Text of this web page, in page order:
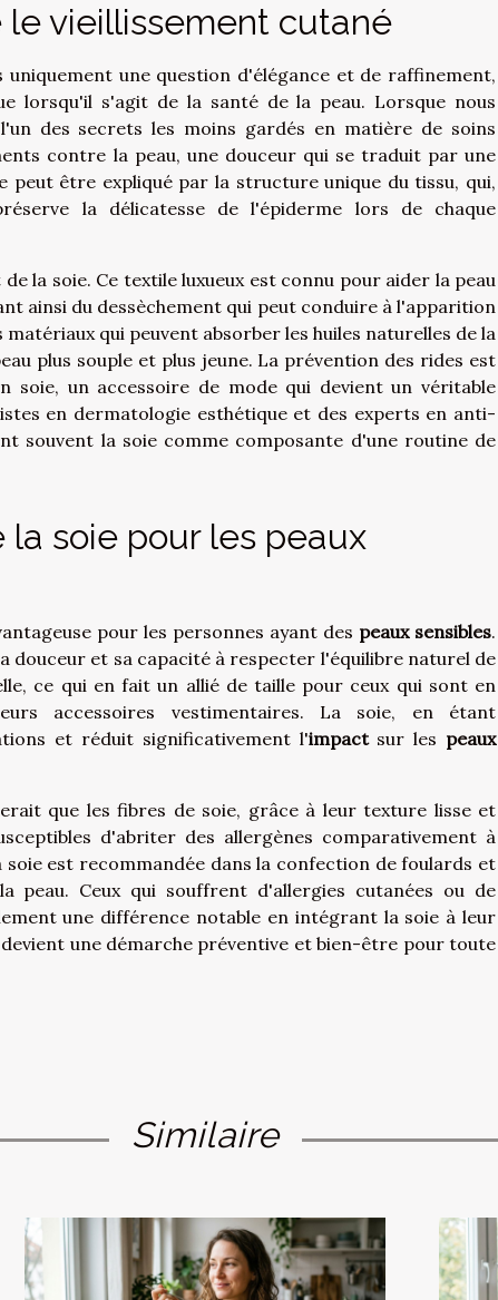
vieillissement cutané
une question d'élégance et de raffinement,
lorsqu'il s'agit de la santé de la peau. Lorsque nous
des secrets les moins gardés en matière de soins
contre la peau, une douceur qui se traduit par une
peut être expliqué par la structure unique du tissu, qui,
la délicatesse de l'épiderme lors de chaque
la soie. Ce textile luxueux est connu pour aider la peau
ainsi du dessèchement qui peut conduire à l'apparition
qui peuvent absorber les huiles naturelles de la
plus souple et plus jeune. La prévention des rides est
soie, un accessoire de mode qui devient un véritable
en dermatologie esthétique et des experts en anti-
souvent la soie comme composante d'une routine de
soie pour les peaux
pour les personnes ayant des peaux sensibles.
douceur et sa capacité à respecter l'équilibre naturel de
ce qui en fait un allié de taille pour ceux qui sont en
accessoires vestimentaires. La soie, en étant
et réduit significativement l'impactsur les peaux
que les fibres de soie, grâce à leur texture lisse et
d'abriter des allergènes comparativement à
est recommandée dans la confection de foulards et
peau. Ceux qui souffrent d'allergies cutanées ou de
une différence notable en intégrant la soie à leur
une démarche préventive et bien-être pour toute
Similaire